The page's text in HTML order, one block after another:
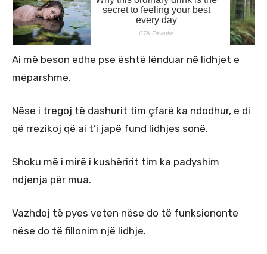
Ai më beson edhe pse është lënduar në lidhjet e
mëparshme.
Nëse i tregoj të dashurit tim çfarë ka ndodhur, e di
që rrezikoj që ai t’i japë fund lidhjes sonë.
Shoku më i mirë i kushëririt tim ka padyshim
ndjenja për mua.
Vazhdoj të pyes veten nëse do të funksiononte
nëse do të fillonim një lidhje.